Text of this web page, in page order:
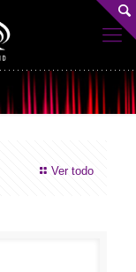
Ver todo